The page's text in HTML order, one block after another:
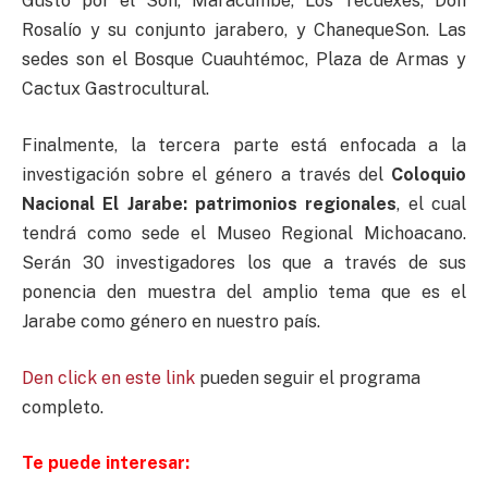
Rosalío y su conjunto jarabero, y ChanequeSon. Las
sedes son el Bosque Cuauhtémoc, Plaza de Armas y
Cactux Gastrocultural.
Finalmente, la tercera parte está enfocada a la
investigación sobre el género a través del Coloquio
Nacional El Jarabe: patrimonios regionales, el cual
tendrá como sede el Museo Regional Michoacano.
Serán 30 investigadores los que a través de sus
ponencia den muestra del amplio tema que es el
Jarabe como género en nuestro país.
Den click en este link pueden seguir el programa
completo.
Te puede interesar: